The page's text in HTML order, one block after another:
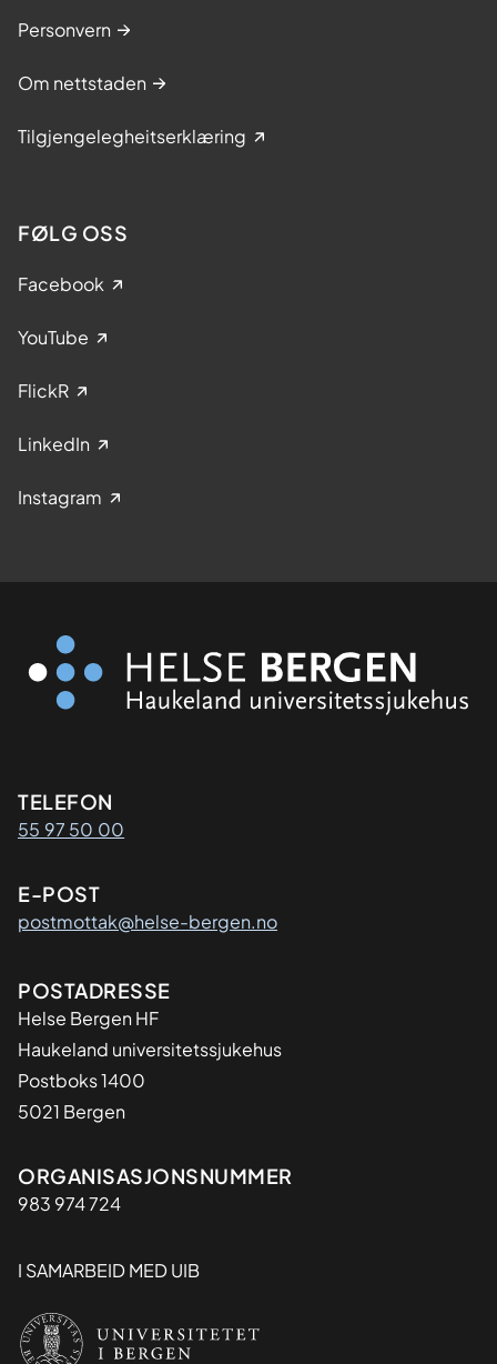
Personvern
Om nettstaden
Tilgjengelegheitserklæring
FØLG OSS
Facebook
YouTube
FlickR
LinkedIn
Instagram
Kontaktinformasjon
TELEFON
55 97 50 00
E-POST
postmottak@helse-bergen.no
Adresse
POSTADRESSE
Helse Bergen HF
Haukeland universitetssjukehus
Postboks 1400
5021 Bergen
Organisasjon
ORGANISASJONSNUMMER
983 974 724
I SAMARBEID MED UIB